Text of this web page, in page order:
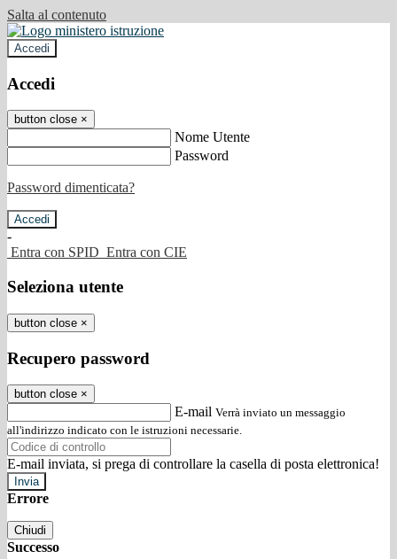
Salta al contenuto
Accedi
Accedi
button close ×
Nome Utente
Password
Password dimenticata?
-
Entra con SPID Entra con CIE
Seleziona utente
button close ×
Recupero password
button close ×
E-mail Verrà inviato un messaggio
all'indirizzo indicato con le istruzioni necessarie.
E-mail inviata, si prega di controllare la casella di posta elettronica!
Errore
Chiudi
Successo